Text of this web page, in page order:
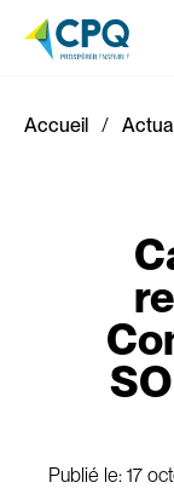
Accueil
Publié le: 17